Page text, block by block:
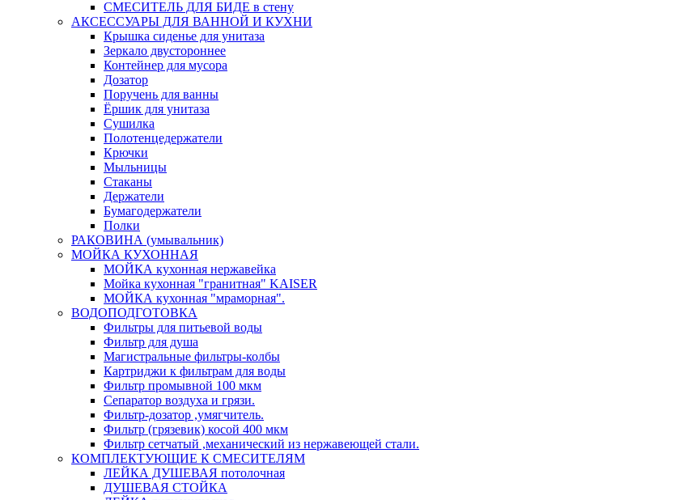
СМЕСИТЕЛЬ ДЛЯ БИДЕ в стену
АКСЕССУАРЫ ДЛЯ ВАННОЙ И КУХНИ
Крышка сиденье для унитаза
Зеркало двустороннее
Контейнер для мусора
Дозатор
Поручень для ванны
Ёршик для унитаза
Сушилка
Полотенцедержатели
Крючки
Мыльницы
Стаканы
Держатели
Бумагодержатели
Полки
РАКОВИНА (умывальник)
МОЙКА КУХОННАЯ
МОЙКА кухонная нержавейка
Мойка кухонная "гранитная" KAISER
МОЙКА кухонная "мраморная".
ВОДОПОДГОТОВКА
Фильтры для питьевой воды
Фильтр для душа
Магистральные фильтры-колбы
Картриджи к фильтрам для воды
Фильтр промывной 100 мкм
Сепаратор воздуха и грязи.
Фильтр-дозатор ,умягчитель.
Фильтр (грязевик) косой 400 мкм
Фильтр сетчатый ,механический из нержавеющей стали.
КОМПЛЕКТУЮЩИЕ К СМЕСИТЕЛЯМ
ЛЕЙКА ДУШЕВАЯ потолочная
ДУШЕВАЯ СТОЙКА